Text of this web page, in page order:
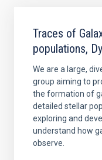
Traces of
populations,
We are a large,
group aiming to
the formation of
detailed stellar
exploring and
understand how
observe.